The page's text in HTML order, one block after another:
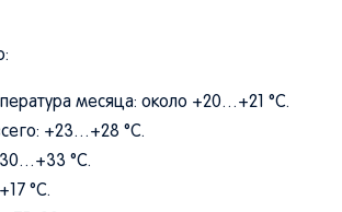
месяца: около +20…+21 °C.
+23…+28 °C.
°C.
°C.